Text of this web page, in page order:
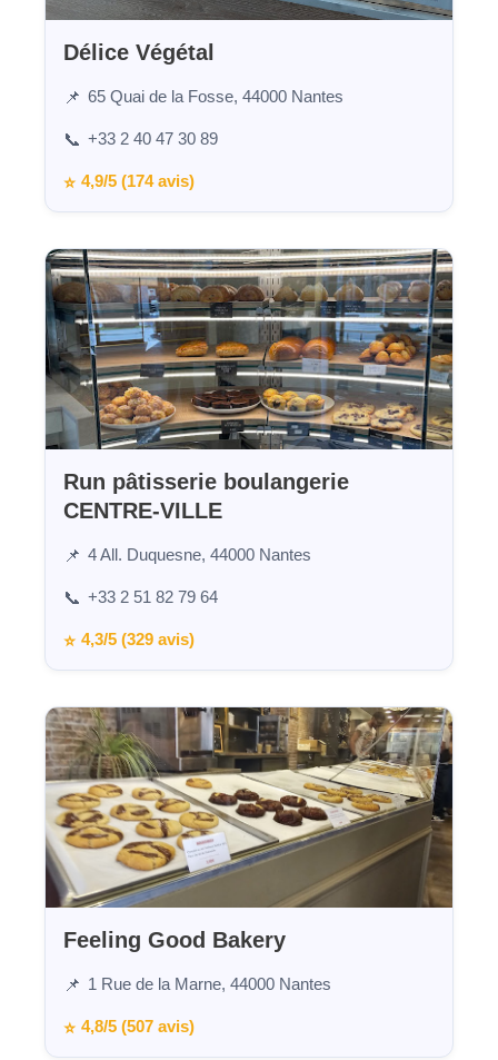
Délice Végétal
📌 65 Quai de la Fosse, 44000 Nantes
📞 +33 2 40 47 30 89
⭐ 4,9/5 (174 avis)
Run pâtisserie boulangerie
CENTRE-VILLE
📌 4 All. Duquesne, 44000 Nantes
📞 +33 2 51 82 79 64
⭐ 4,3/5 (329 avis)
Feeling Good Bakery
📌 1 Rue de la Marne, 44000 Nantes
⭐ 4,8/5 (507 avis)